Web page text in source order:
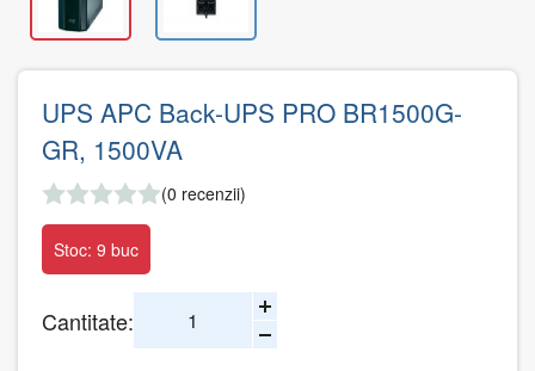
UPS APC Back-UPS PRO BR1500G-
GR, 1500VA
(0 recenzii)
Stoc: 9 buc
Cantitate: